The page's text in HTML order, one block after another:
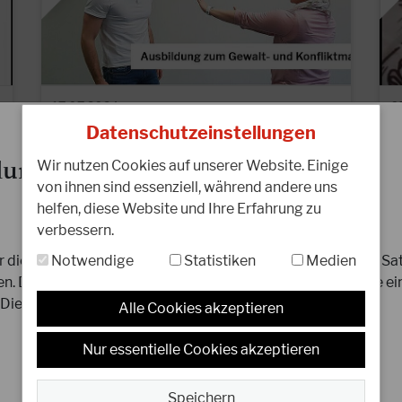
Datenschutzeinstellungen
Wir nutzen Cookies auf unserer Website. Einige
von ihnen sind essenziell, während andere uns
helfen, diese Website und Ihre Erfahrung zu
verbessern.
Notwendige
Statistiken Medien
Alle Cookies akzeptieren
Nur essentielle Cookies akzeptieren
Speichern
17.07.2024
Neue Ausbildung: DJKB Gewalt-
Konflikte bis hin zur Gewalt gehören leider
mehr und mehr zu unserem Alltag.
Selbstbewusstes Auftreten gegenüber
potenziellen Tätern,…
2026
die Jahresmeldung 2026 haben sich aufgrund der neuen
Dafür haben wir ein aktualisiertes Meldeformular sowie
findet ihr
hier .